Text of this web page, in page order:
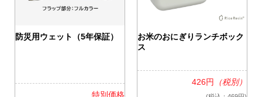
防災用ウェット（5年保証）
特別価格
お米のおにぎりランチボック
ス
426円 （税別）